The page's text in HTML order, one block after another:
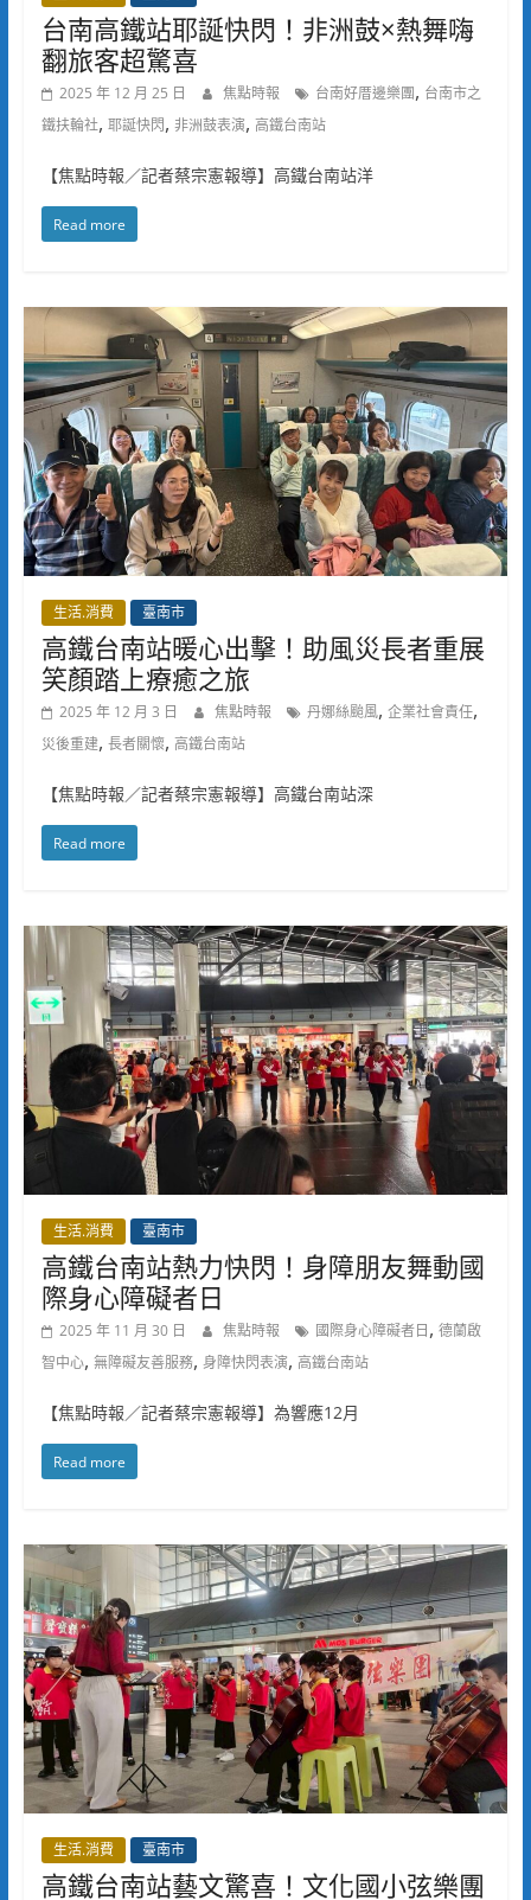
台南高鐵站耶誕快閃！非洲鼓×熱舞嗨
翻旅客超驚喜
2025 年 12 月 25 日 焦點時報 台南好厝邊樂團, 台南市之
鐵扶輪社, 耶誕快閃, 非洲鼓表演, 高鐵台南站
【焦點時報／記者蔡宗憲報導】高鐵台南站洋
Read more
生活.消費 臺南市
高鐵台南站暖心出擊！助風災長者重展
笑顏踏上療癒之旅
2025 年 12 月 3 日 焦點時報 丹娜絲颱風, 企業社會責任,
災後重建, 長者關懷, 高鐵台南站
【焦點時報／記者蔡宗憲報導】高鐵台南站深
Read more
生活.消費 臺南市
高鐵台南站熱力快閃！身障朋友舞動國
際身心障礙者日
2025 年 11 月 30 日 焦點時報 國際身心障礙者日, 德蘭啟
智中心, 無障礙友善服務, 身障快閃表演, 高鐵台南站
【焦點時報／記者蔡宗憲報導】為響應12月
Read more
生活.消費 臺南市
高鐵台南站藝文驚喜！文化國小弦樂團